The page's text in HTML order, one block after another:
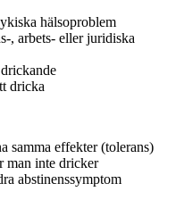
hälsoproblem
, arbets- eller juridiska
dricka
samma effekter (tolerans)
man inte dricker
abstinenssymptom